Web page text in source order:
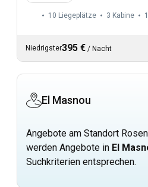
10 Liegeplätze 3 Kabine
Niedrigster395 € / Nacht
El Masnou
Angebote am Standort
werden Angebote in El
Suchkriterien entsprechen.